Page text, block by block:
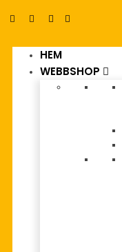
HEM
WEBBSHOP